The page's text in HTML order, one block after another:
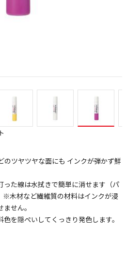
のツヤツヤな面にも インクが弾かず鮮
った線は水拭きで簡単に消せます（パ
※木材など繊維質の材料はインクが浸
せん。
を隠ぺいしてくっきり発色します。